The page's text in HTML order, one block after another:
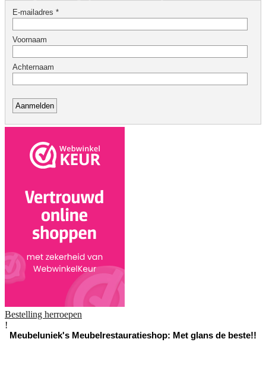
Bestelling herroepen
!
Meubeluniek's Meubelrestauratieshop: Met glans de beste!!